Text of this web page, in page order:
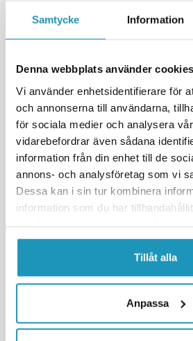
Samtycke Information
Denna webbplats använder cookies
Vi använder enhetsidentifierare för
och annonserna till användarna,
för sociala medier och analysera
vidarebefordrar även sådana
information från din enhet till de
annons- och analysföretag som vi
Dessa kan i sin tur kombinera
information som du har
Tillåt alla
Anpassa
SOMMARREA
VALERYD
Mutter M10 lång för
42 kr (ink. moms) 49 kr
+ LÄGG I KUNDVAGN
76